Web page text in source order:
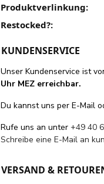
Produktverlinkung:
Restocked?:
KUNDENSERVICE
Unser Kundenservice ist
Uhr MEZ erreichbar.
Du kannst uns per E-Mail
Rufe uns an unter+49 40
Schreibe eine E-Mail an
VERSAND &